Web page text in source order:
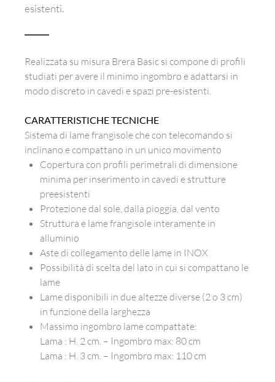
esistenti.
Realizzata su misura Brera Basic si compone di profili
studiati per avere il minimo ingombro e adattarsi in
modo discreto in cavedi e spazi pre-esistenti.
CARATTERISTICHE TECNICHE
Sistema di lame frangisole che con telecomando si
inclinano e compattano in un unico movimento
Copertura con profili perimetrali di dimensione
minima per inserimento in cavedi e strutture
preesistenti
Protezione dal sole, dalla pioggia, dal vento
Struttura e lame frangisole interamente in
alluminio
Aste di collegamento delle lame in INOX
Possibilità di scelta del lato in cui si compattano le
lame
Lame disponibili in due altezze diverse (2 o 3 cm)
in funzione della larghezza
Massimo ingombro lame compattate:
Lama : H. 2 cm. – Ingombro max: 80 cm
Lama : H. 3 cm. – Ingombro max: 110 cm